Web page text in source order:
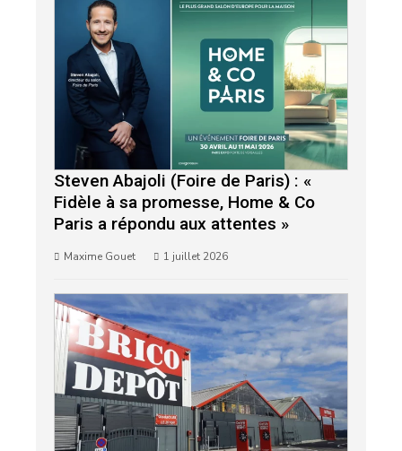
Steven Abajoli (Foire de Paris) : «
Fidèle à sa promesse, Home & Co
Paris a répondu aux attentes »
Maxime Gouet 1 juillet 2026